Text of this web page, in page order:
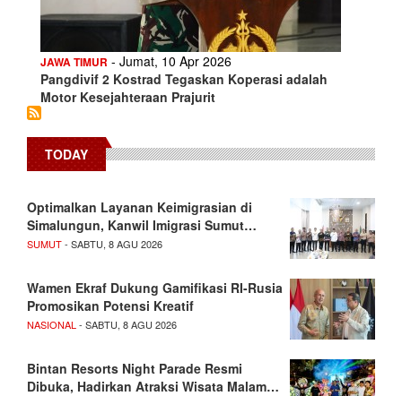
JAWA TIMUR - Jumat, 10 Apr 2026
Pangdivif 2 Kostrad Tegaskan Koperasi adalah
Motor Kesejahteraan Prajurit
TODAY
Optimalkan Layanan Keimigrasian di
Simalungun, Kanwil Imigrasi Sumut…
SUMUT- SABTU, 8 AGU 2026
Wamen Ekraf Dukung Gamifikasi RI-Rusia
Promosikan Potensi Kreatif
NASIONAL - SABTU, 8 AGU 2026
Bintan Resorts Night Parade Resmi
Dibuka, Hadirkan Atraksi Wisata Malam…